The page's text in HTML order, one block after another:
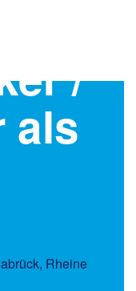
/
als
Rheine